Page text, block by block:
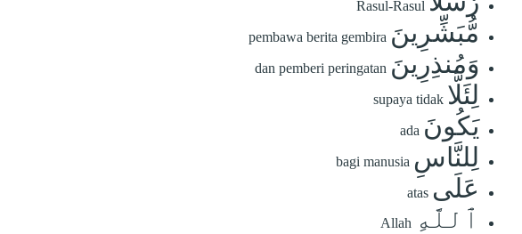
Rasul-Rasul
مُّبَشِّرِينَ pembawa berita gembira
وَمُنذِرِينَ dan pemberi peringatan
لِئَلَّا supaya tidak
يَكُونَ ada
لِلنَّاسِ bagi manusia
عَلَى atas
ٱللَّهِ Allah